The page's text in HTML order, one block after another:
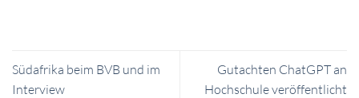
Südafrika beim BVB und im
Interview
Gutachten ChatGPT an
Hochschule veröffentlicht